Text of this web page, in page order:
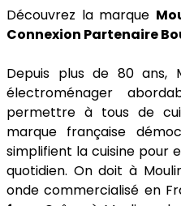
Découvrez la marque
Connexion Partenaire
Depuis plus de 80 ans,
électroménager
permettre à tous de
marque française
simplifient la cuisine pour
quotidien. On doit à
onde commercialisé en